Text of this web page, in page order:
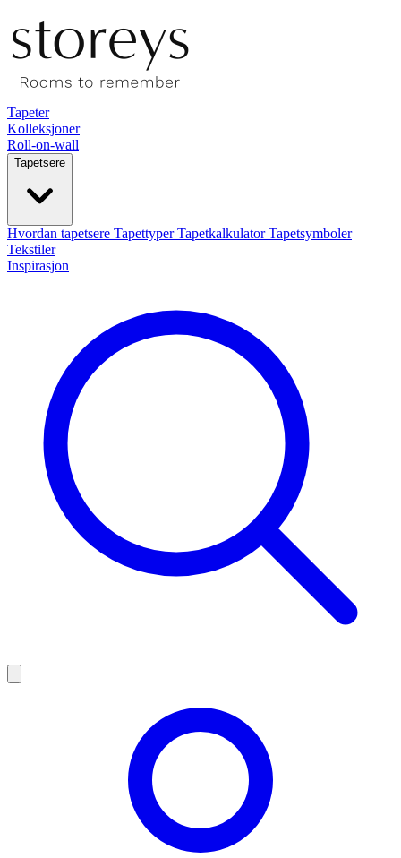
Tapeter
Kolleksjoner
Roll-on-wall
Tapetsere
Hvordan tapetsere TapettyperTapetkalkulatorTapetsymboler
Tekstiler
Inspirasjon